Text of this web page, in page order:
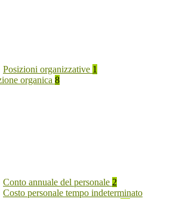
Posizioni organizzative 1
organica 8
Conto annuale del personale 2
Costo personale tempo indeterminato